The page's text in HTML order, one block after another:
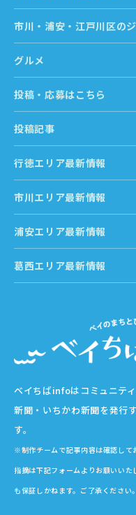
ベイちばinfoはコミュニテ
新聞・いちかわ新聞を発行
す。
※制作チームで記事内容は確認して
指摘は下記フォームよりお願いい
も保証しかねます。ご了承ください。
市川・浦安・江戸川区の
グルメ
投稿・応募はこちら
投稿記事
行徳エリア最新情報
市川エリア最新情報
浦安エリア最新情報
葛西エリア最新情報